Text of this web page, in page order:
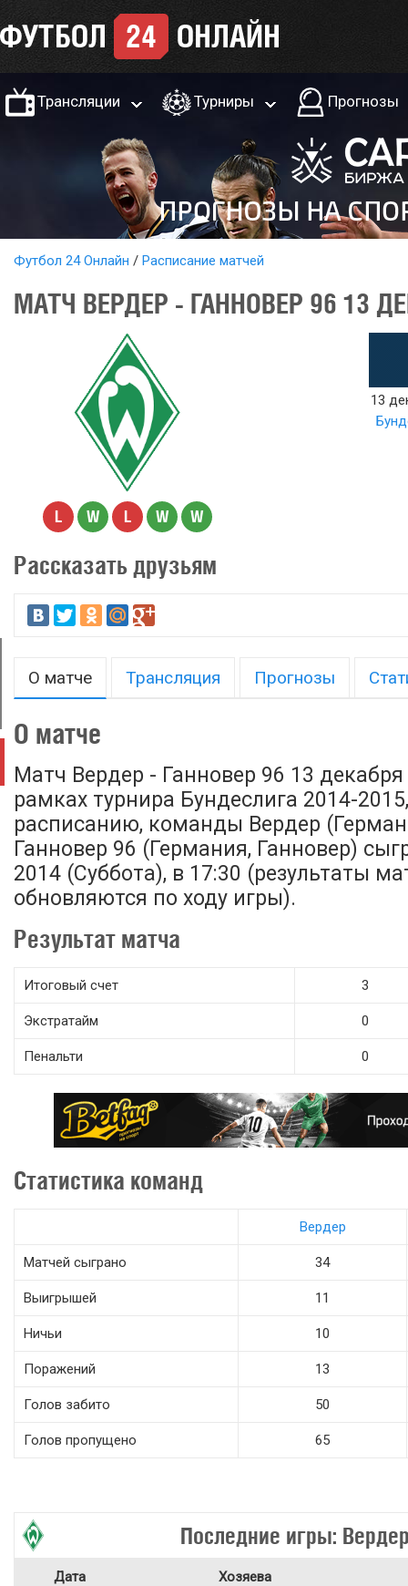
Трансляции Турниры Прогнозы
Футбол 24 Онлайн Расписание матчей
МАТЧ ВЕРДЕР - ГАННОВЕР 96 13
L W L W W
13
Рассказать друзьям
О матче Трансляция Прогнозы
О матче
Матч Вердер - Ганновер 96 13
рамках турнира Бундеслига 2014-
расписанию, команды Вердер
Ганновер 96 (Германия, Ганновер)
2014 (Суббота), в 17:30 (результаты
обновляются по ходу игры).
Результат матча
Итоговый счет 3
Экстратайм 0
Пенальти 0
Статистика команд
Вердер
Матчей сыграно 34
Выигрышей 11
Ничьи 10
Поражений 13
Голов забито 50
Голов пропущено 65
Последние игры:
Дата Хозяева